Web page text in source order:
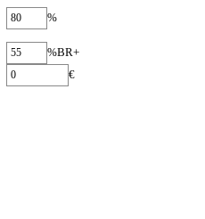
%
%BR+
€